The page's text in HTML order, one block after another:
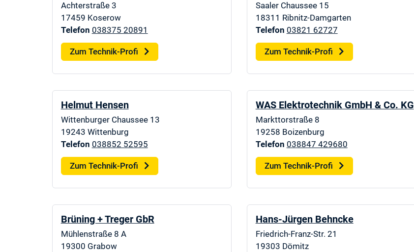
Achterstraße 3
17459 Koserow
Telefon 038375 20891
Zum Technik-Profi
Saaler Chaussee 15
18311 Ribnitz-Damgarten
Telefon 03821 62727
Zum Technik-Profi
Helmut Hensen
Wittenburger Chaussee 13
19243 Wittenburg
Telefon 038852 52595
Zum Technik-Profi
WAS Elektrotechnik GmbH & Co. KG
Markttorstraße 8
19258 Boizenburg
Telefon 038847 429680
Zum Technik-Profi
Brüning + Treger GbR
Mühlenstraße 8 A
19300 Grabow
Hans-Jürgen Behncke
Friedrich-Franz-Str. 21
19303 Dömitz